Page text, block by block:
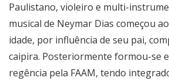
Paulistano, violeiro e multi-
musical de Neymar Dias começou
idade, por influência de seu pai,
caipira. Posteriormente formou-se
regência pela FAAM, tendo